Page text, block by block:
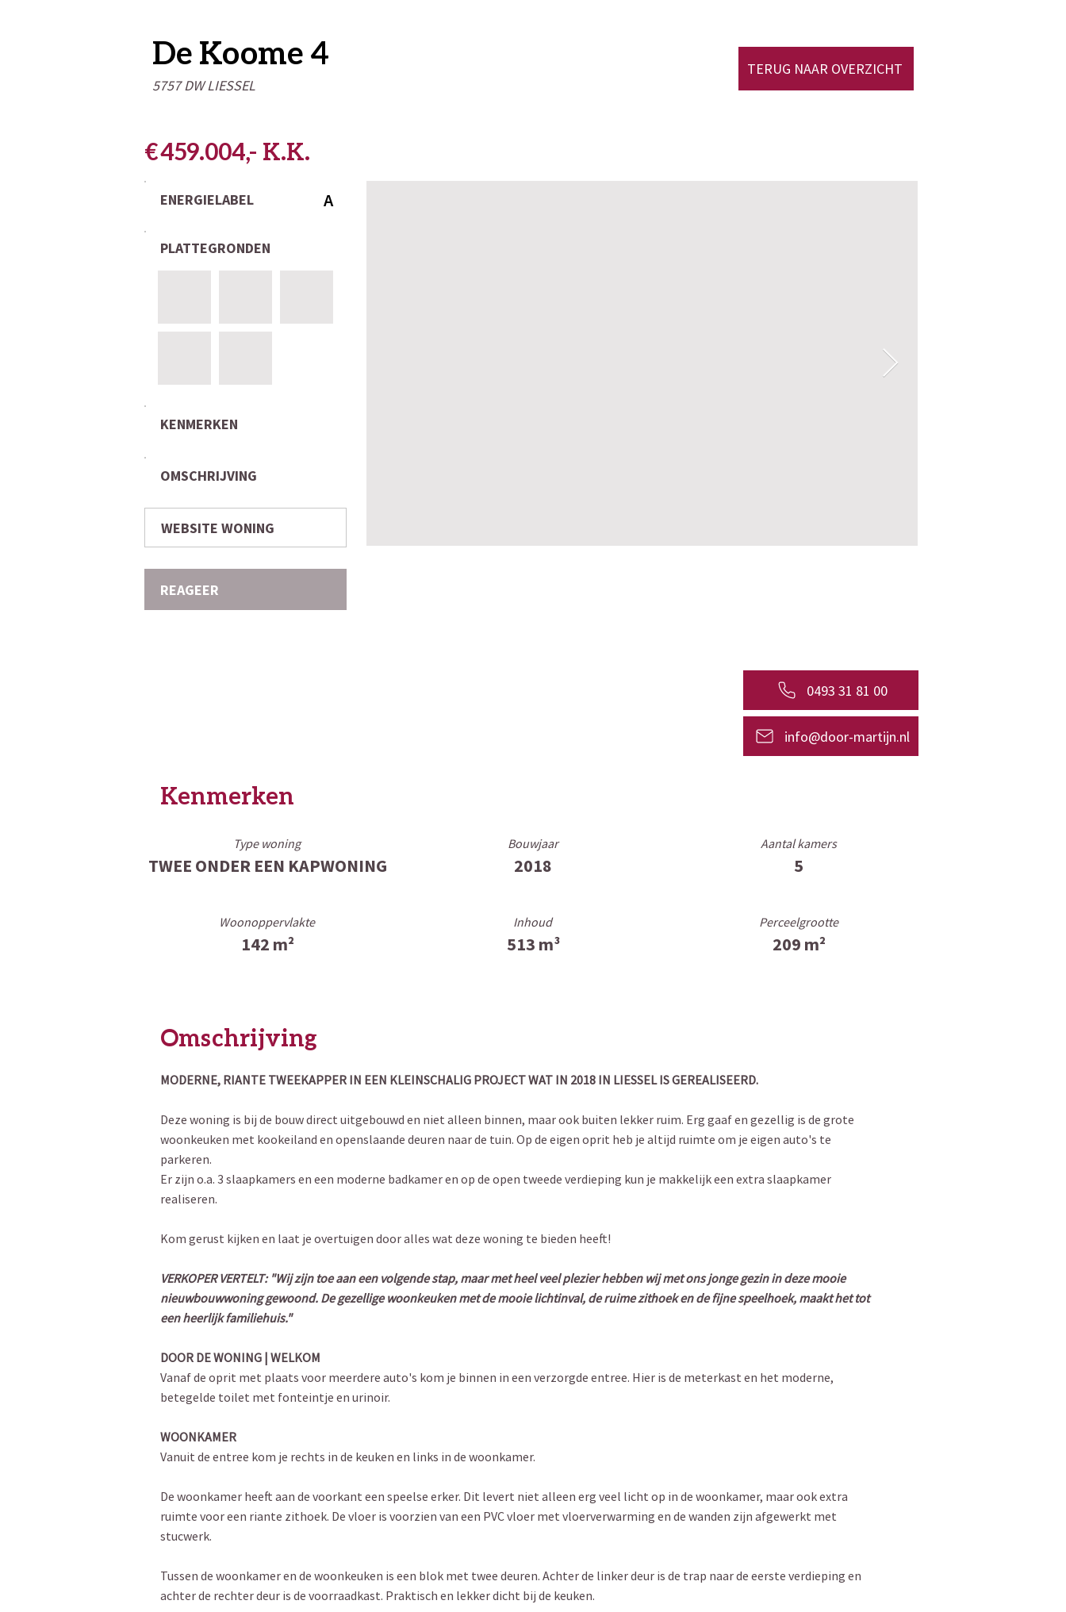
De Koome 4
5757 DW LIESSEL
TERUG NAAR OVERZICHT
€ 459.004,- K.K.
ENERGIELABEL A
PLATTEGRONDEN
KENMERKEN
OMSCHRIJVING
WEBSITE WONING
REAGEER
0493 31 81 00
info@door-martijn.nl
Kenmerken
Type woning
TWEE ONDER EEN KAPWONING
Bouwjaar
2018
Aantal kamers
5
Woonoppervlakte
142 m²
Inhoud
513 m³
Perceelgrootte
209 m²
Omschrijving
MODERNE, RIANTE TWEEKAPPER IN EEN KLEINSCHALIG PROJECT WAT IN 2018 IN LIESSEL IS GEREALISEERD.
Deze woning is bij de bouw direct uitgebouwd en niet alleen binnen, maar ook buiten lekker ruim. Erg gaaf en gezellig is de grote
woonkeuken met kookeiland en openslaande deuren naar de tuin. Op de eigen oprit heb je altijd ruimte om je eigen auto's te
parkeren.
Er zijn o.a. 3 slaapkamers en een moderne badkamer en op de open tweede verdieping kun je makkelijk een extra slaapkamer
realiseren.
Kom gerust kijken en laat je overtuigen door alles wat deze woning te bieden heeft!
VERKOPER VERTELT: "Wij zijn toe aan een volgende stap, maar met heel veel plezier hebben wij met ons jonge gezin in deze mooie
nieuwbouwwoning gewoond. De gezellige woonkeuken met de mooie lichtinval, de ruime zithoek en de fijne speelhoek, maakt het tot
een heerlijk familiehuis."
DOOR DE WONING | WELKOM
Vanaf de oprit met plaats voor meerdere auto's kom je binnen in een verzorgde entree. Hier is de meterkast en het moderne,
betegelde toilet met fonteintje en urinoir.
WOONKAMER
Vanuit de entree kom je rechts in de keuken en links in de woonkamer.
De woonkamer heeft aan de voorkant een speelse erker. Dit levert niet alleen erg veel licht op in de woonkamer, maar ook extra
ruimte voor een riante zithoek. De vloer is voorzien van een PVC vloer met vloerverwarming en de wanden zijn afgewerkt met
stucwerk.
Tussen de woonkamer en de woonkeuken is een blok met twee deuren. Achter de linker deur is de trap naar de eerste verdieping en
achter de rechter deur is de voorraadkast. Praktisch en lekker dicht bij de keuken.